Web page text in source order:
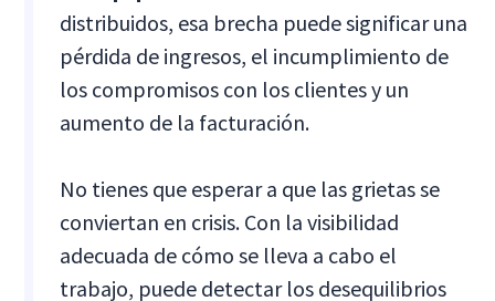
distribuidos, esa brecha puede significar una
pérdida de ingresos, el incumplimiento de
los compromisos con los clientes y un
aumento de la facturación.
No tienes que esperar a que las grietas se
conviertan en crisis. Con la visibilidad
adecuada de cómo se lleva a cabo el
trabajo, puede detectar los desequilibrios